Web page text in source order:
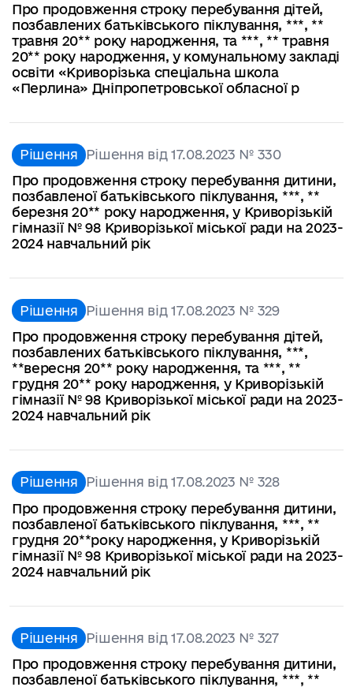
Про продовження строку перебування дітей,
позбавлених батьківського піклування, ***, **
травня 20** року народження, та ***, ** травня
20** року народження, у комунальному закладі
освіти «Криворізька спеціальна школа
«Перлина» Дніпропетровської обласної р
Рішення Рішення від 17.08.2023 № 330
Про продовження строку перебування дитини,
позбавленої батьківського піклування, ***, **
березня 20** року народження, у Криворізькій
гімназії № 98 Криворізької міської ради на 2023-
2024 навчальний рік
Рішення Рішення від 17.08.2023 № 329
Про продовження строку перебування дітей,
позбавлених батьківського піклування, ***,
**вересня 20** року народження, та ***, **
грудня 20** року народження, у Криворізькій
гімназії № 98 Криворізької міської ради на 2023-
2024 навчальний рік
Рішення Рішення від 17.08.2023 № 328
Про продовження строку перебування дитини,
позбавленої батьківського піклування, ***, **
грудня 20**року народження, у Криворізькій
гімназії № 98 Криворізької міської ради на 2023-
2024 навчальний рік
Рішення Рішення від 17.08.2023 № 327
Про продовження строку перебування дитини,
позбавленої батьківського піклування, ***, **